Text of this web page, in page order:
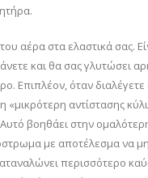
αέρα στα ελαστικά σας.
και θα σας γλυτώσει
Επιπλέον, όταν διαλέγετε
«μικρότερη αντίστασης
βοηθάει στην
με αποτέλεσμα να
περισσότερο